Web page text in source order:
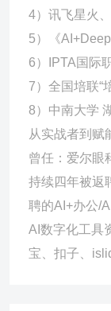
4）讯飞星火
5）《
6）IPTA国际
7）全国培联“
8）中南大学
从实战者到赋
曾任：爱尔眼
持续四年被返
聘的AI+办公/
AI数字化工具